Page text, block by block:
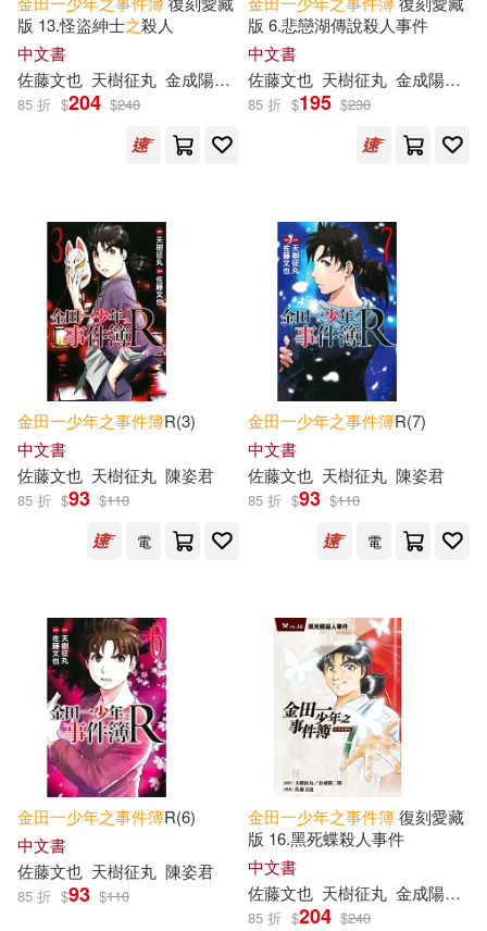
版 13.怪盜紳士之殺人
中文書
佐藤文也 天樹征丸 金成陽三郎 陳姿君
85 折 $204 $240
版 6.悲戀湖傳說殺人事件
中文書
佐藤文也 天樹征丸 金成陽三郎
85 折 $195 $230
金田一少年之事件簿R(3)
中文書
佐藤文也 天樹征丸 陳姿君
85 折 $93 $110
電
金田一少年之事件簿R(7)
中文書
佐藤文也 天樹征丸 陳姿君
85 折 $93 $110
電
金田一少年之事件簿R(6)
中文書
佐藤文也 天樹征丸 陳姿君
85 折 $93 $110
金田一少年之事件簿復刻愛藏
版 16.黑死蝶殺人事件
中文書
佐藤文也 天樹征丸 金成陽三郎
85 折 $204 $240